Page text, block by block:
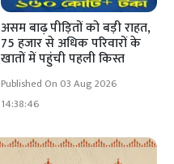
असम बाढ़ पीड़ितों को बड़ी राहत,
75 हजार से अधिक परिवारों के
खातों में पहुंची पहली किस्त
Published On 03 Aug 2026
14:38:46